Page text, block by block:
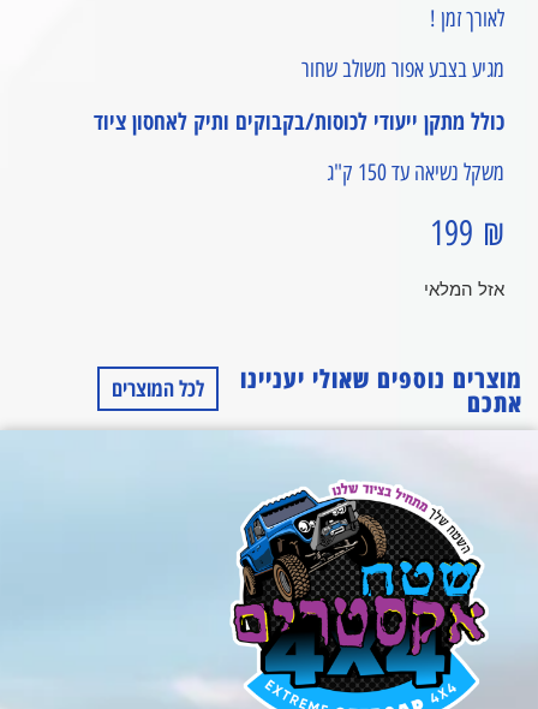
לאורך זמן !
מגיע בצבע אפור משולב שחור
כולל מתקן ייעודי לכוסות/בקבוקים ותיק לאחסון ציוד
משקל נשיאה עד 150 ק"ג
199 ₪
אזל המלאי
מוצרים נוספים שאולי יעניינו
אתכם לכל המוצרים